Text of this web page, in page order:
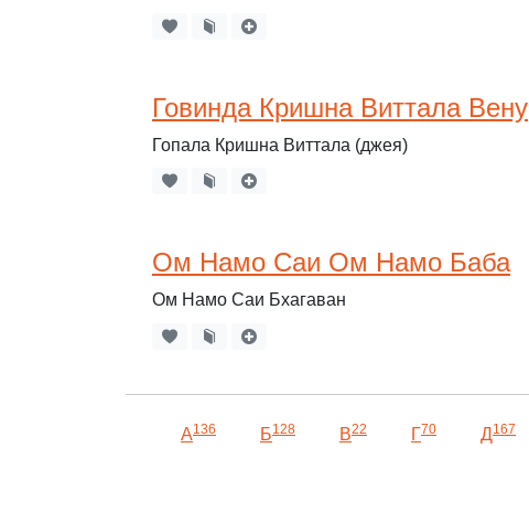
Говинда Кришна Виттала Вену
Гопала Кришна Виттала (джея)
Ом Намо Саи Ом Намо Баба
Ом Намо Саи Бхагаван
А136 Б128 В22 Г70 Д167